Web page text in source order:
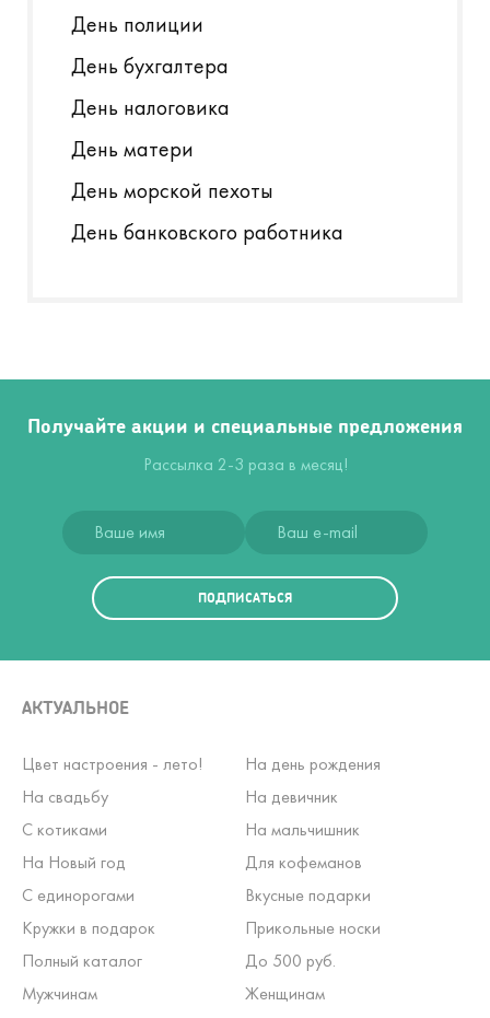
День полиции
День бухгалтера
День налоговика
День матери
День морской пехоты
День банковского работника
Получайте акции и специальные предложения
Рассылка 2-3 раза в месяц!
ПОДПИСАТЬСЯ
АКТУАЛЬНОЕ
Цвет настроения - лето!
На день рождения
На свадьбу
На девичник
С котиками
На мальчишник
На Новый год
Для кофеманов
С единорогами
Вкусные подарки
Кружки в подарок
Прикольные носки
Полный каталог
До 500 руб.
Мужчинам
Женщинам